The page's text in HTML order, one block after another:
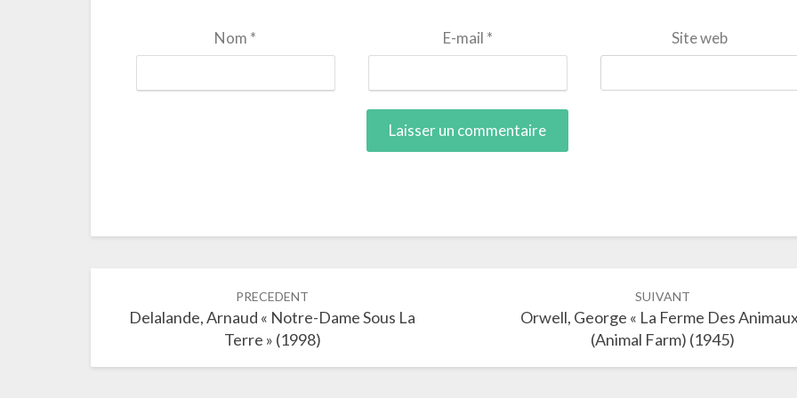
Nom * E-mail * Site web
dans
articles
PRECEDENT
Delalande, Arnaud « Notre-Dame Sous La
Terre » (1998)
SUIVANT
Orwell, George « La Ferme Des
(Animal Farm) (1945)